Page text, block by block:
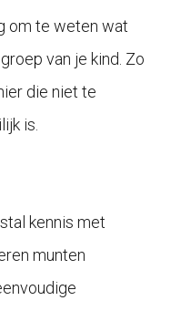
om te weten wat
van je kind. Zo
die niet te
is.
kennis met
munten